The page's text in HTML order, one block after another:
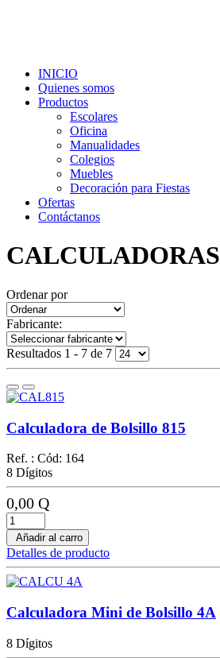
INICIO
Quienes somos
Productos
Escolares
Oficina
Manualidades
Colegios
Muebles
Decoración para Fiestas
Ofertas
Contáctanos
CALCULADORAS
Ordenar por
Fabricante:
Resultados 1 - 7 de 7
Calculadora de Bolsillo 815
Ref. : Cód: 164
8 Dígitos
0,00 Q
Añadir al carro
Detalles de producto
Calculadora Mini de Bolsillo 4A
8 Dígitos